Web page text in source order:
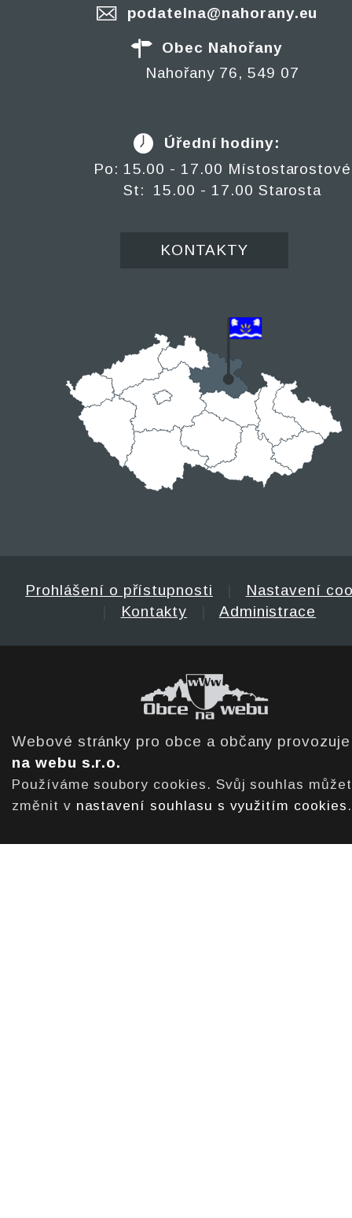
podatelna@nahorany.eu
Obec Nahořany
Nahořany 76, 549 07
Úřední hodiny:
Po: 15.00 - 17.00 Místostarostové
St: 15.00 - 17.00 Starosta
KONTAKTY
Prohlášení o přístupnosti
Nastavení
Kontakty Administrace
Webové stránky pro obce a občany
na webu s.r.o.
Používáme soubory cookies. Svůj souhlas
změnit v nastavení souhlasu s využitím cookies .